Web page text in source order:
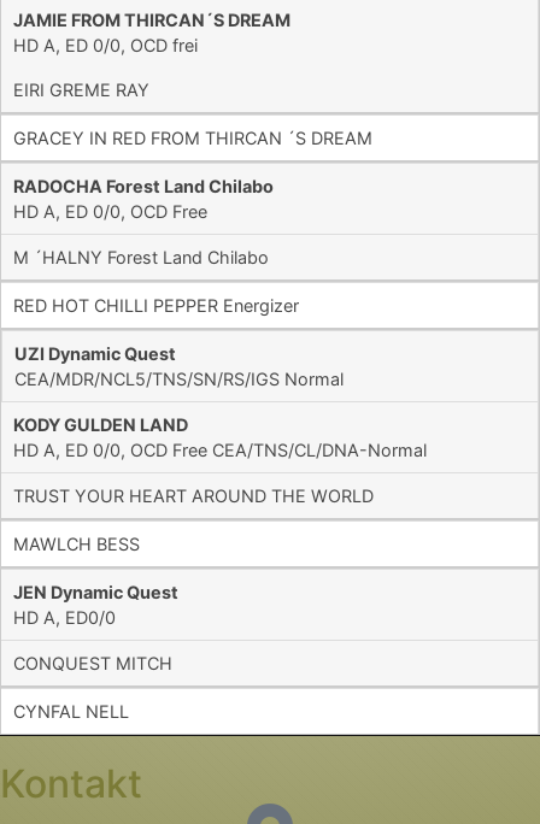
JAMIE FROM THIRCAN´S DREAM
HD A, ED 0/0, OCD frei
EIRI GREME RAY
GRACEY IN RED FROM THIRCAN ´S DREAM
RADOCHA Forest Land Chilabo
HD A, ED 0/0, OCD Free
M ´HALNY Forest Land Chilabo
RED HOT CHILLI PEPPER Energizer
UZI Dynamic Quest
CEA/MDR/NCL5/TNS/SN/RS/IGS Normal
KODY GULDEN LAND
HD A, ED 0/0, OCD Free CEA/TNS/CL/DNA-Normal
TRUST YOUR HEART AROUND THE WORLD
MAWLCH BESS
JEN Dynamic Quest
HD A, ED0/0
CONQUEST MITCH
CYNFAL NELL
Kontakt